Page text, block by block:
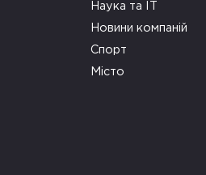
Наука та ІТ
Новини компаній
Спорт
Місто